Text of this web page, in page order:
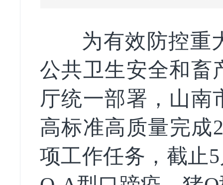
为有效防控重
公共卫生安全和畜
厅统一部署，山南
高标准高质量完成
项工作任务，截止5